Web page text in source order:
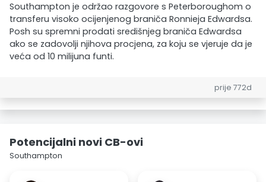
Southampton je održao razgovore s Peterboroughom o
transferu visoko ocijenjenog braniča Ronnieja Edwardsa.
Posh su spremni prodati središnjeg braniča Edwardsa
ako se zadovolji njihova procjena, za koju se vjeruje da je
veća od 10 milijuna funti.
prije 772d
Potencijalni novi CB-ovi
Southampton